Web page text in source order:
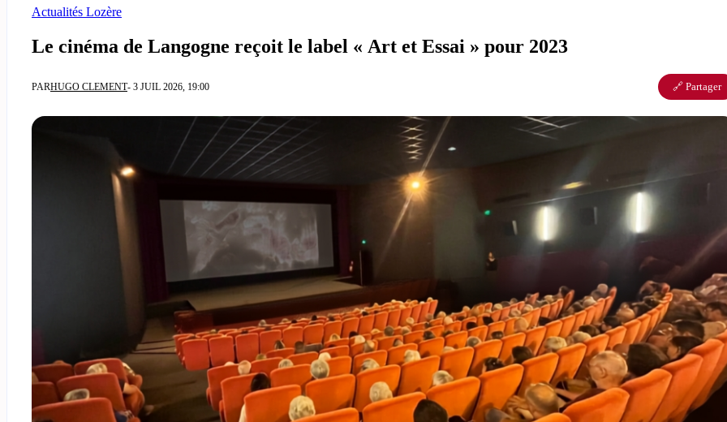
Actualités Lozère
Le cinéma de Langogne reçoit le label « Art et Essai » pour 2023
PARHUGO CLEMENT- 3 JUIL 2026, 19:00 🔗 Partager